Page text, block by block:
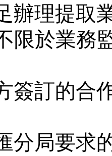
辦理提取
限於業務
簽訂的合
分局要求